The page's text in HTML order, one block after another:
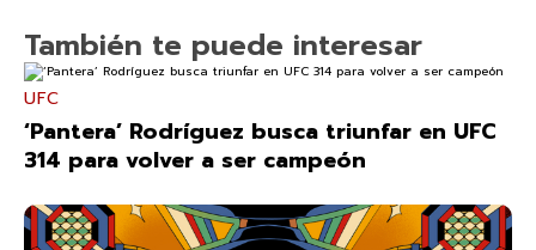
También te puede interesar
UFC
‘Pantera’ Rodríguez busca triunfar en UFC
314 para volver a ser campeón